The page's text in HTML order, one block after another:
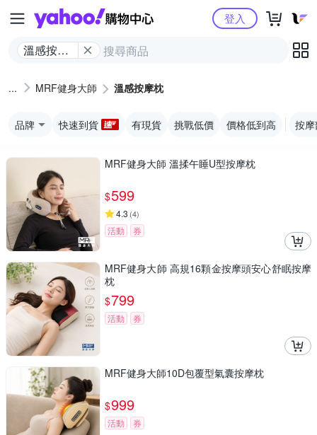
Yahoo購物中心
溫感按摩
登入
MRF健身大師 溫感按摩枕
品牌 快速到貨 有現貨 挑戰低價 價格低到高 按
MRF健身大師 溫揉午睡U型按摩枕
$599
4.3 (4)
活動 券
MRF健身大師 高規16顆金按摩頭安心舒眠按摩
枕
$799
活動 券
MRF健身大師10D包覆型氣囊按摩枕
$999
活動 券